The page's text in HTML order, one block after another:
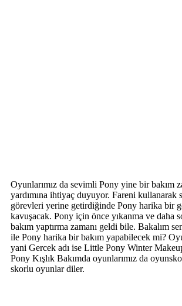
Oyunlarımız da sevimli Pony yine bir bakım
yardımına ihtiyaç duyuyor. Fareni kullanarak
görevleri yerine getirdiğinde Pony harika bir
kavuşacak. Pony için önce yıkanma ve daha
bakım yaptırma zamanı geldi bile. Bakalım
ile Pony harika bir bakım yapabilecek mi?
yani Gercek adı ise Little Pony Winter
Pony Kışlık Bakımda oyunlarımız da
skorlu oyunlar diler.